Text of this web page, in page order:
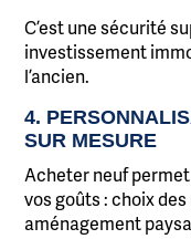
C’est une sécurité
investissement
l’ancien.
4.
SUR MESURE
Acheter neuf
vos goûts : choix
aménagement